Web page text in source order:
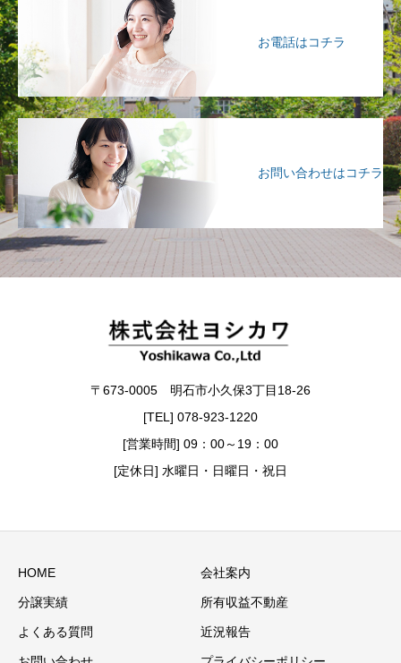
お電話はコチラ
お問い合わせはコチラ
〒673-0005 明石市小久保3丁目18-26
[TEL] 078-923-1220
[営業時間] 09：00～19：00
[定休日] 水曜日・日曜日・祝日
HOME 会社案内
分譲実績 所有収益不動産
よくある質問 近況報告